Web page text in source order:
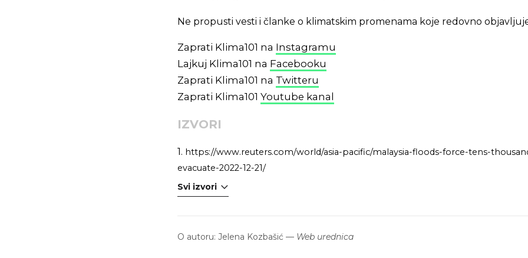
Ne propusti vesti i članke o klimatskim promenama koje redovno
Zaprati Klima101 na Instagramu
Lajkuj Klima101 na Facebooku
Zaprati Klima101 na Twitteru
Zaprati Klima101 Youtube kanal
IZVORI
1. https://www.reuters.com/world/asia-pacific/malaysia-floods-force-tens-
evacuate-2022-12-21/
Svi izvori
O autoru: Jelena Kozbašić — Web urednica